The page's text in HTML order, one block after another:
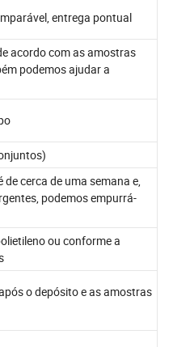
entrega pontual
acordo com as amostras
podemos ajudar a
cerca de uma semana e,
podemos empurrá-
ou conforme a
o depósito e as amostras